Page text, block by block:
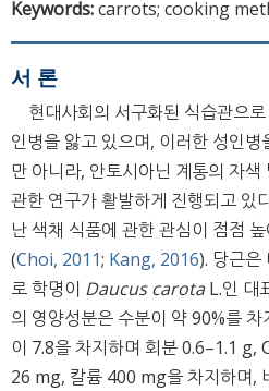
Keywords:carrots; cooking
서 론
현대사회의 서구화된 식습관으
인병을 앓고 있으며, 이러한 성인
만 아니라, 안토시아닌 계통의 자
관한 연구가 활발하게 진행되고 있
난 색채 식품에 관한 관심이 점점
(Choi, 2011; Kang, 2016). 당근은
로 학명이 Daucus carotaL.인 대
의 영양성분은 수분이 약 90%를
이 7.8을 차지하며 회분 0.6–1.1
26 mg, 칼륨 400 mg을 차지하며,